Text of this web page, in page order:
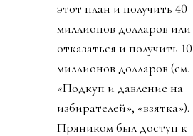
этот план и получить 40
миллионов долларов или
отказаться и получить 10
миллионов долларов (см.
«Подкуп и давление на
избирателей», «взятка»).
Пряником был доступ к